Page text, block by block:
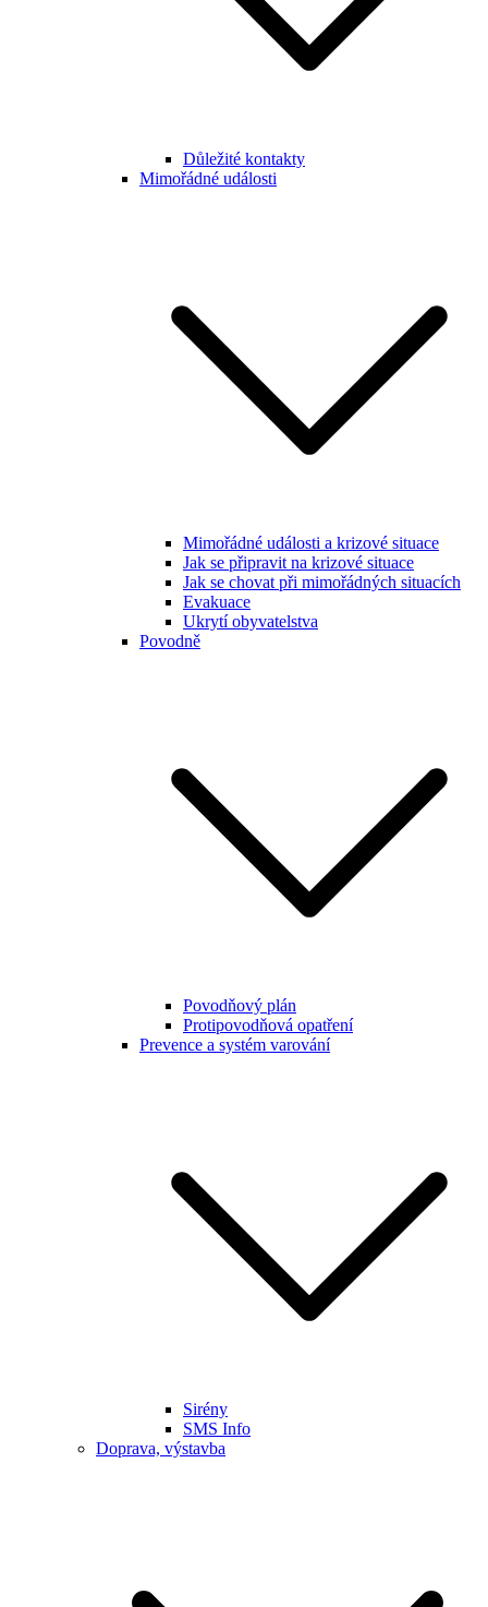
Důležité kontakty
Mimořádné události
Mimořádné události a krizové situace
Jak se připravit na krizové situace
Jak se chovat při mimořádných situacích
Evakuace
Ukrytí obyvatelstva
Povodně
Povodňový plán
Protipovodňová opatření
Prevence a systém varování
Sirény
SMS Info
Doprava, výstavba